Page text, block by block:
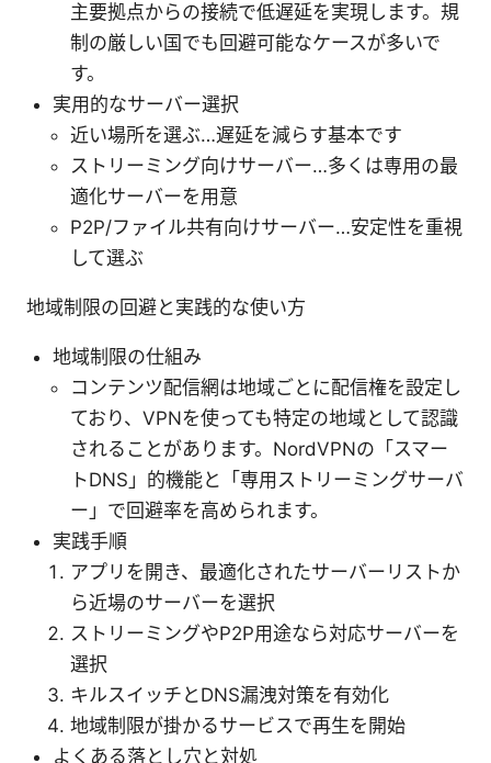
主要拠点からの接続で低遅延を実現します。規
制の厳しい国でも回避可能なケースが多いで
す。
実用的なサーバー選択
近い場所を選ぶ…遅延を減らす基本です
ストリーミング向けサーバー…多くは専用の最
適化サーバーを用意
P2P/ファイル共有向けサーバー…安定性を重視
して選ぶ
地域制限の回避と実践的な使い方
地域制限の仕組み
コンテンツ配信網は地域ごとに配信権を設定し
ており、VPNを使っても特定の地域として認識
されることがあります。NordVPNの「スマー
トDNS」的機能と「専用ストリーミングサーバ
ー」で回避率を高められます。
実践手順
アプリを開き、最適化されたサーバーリストか
ら近場のサーバーを選択
ストリーミングやP2P用途なら対応サーバーを
選択
キルスイッチとDNS漏洩対策を有効化
地域制限が掛かるサービスで再生を開始
よくある落とし穴と対処